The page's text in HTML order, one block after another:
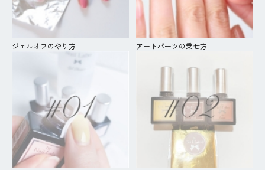
ジェルオフのやり方 アートパーツの乗せ方